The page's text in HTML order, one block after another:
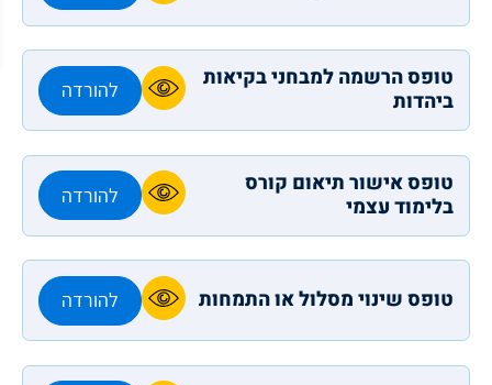
טופס הרשמה למבחני בקיאות
ביהדות
להורדה
טופס אישור תיאום קורס
בלימוד עצמי
להורדה
טופס שינוי מסלול או התמחות להורדה